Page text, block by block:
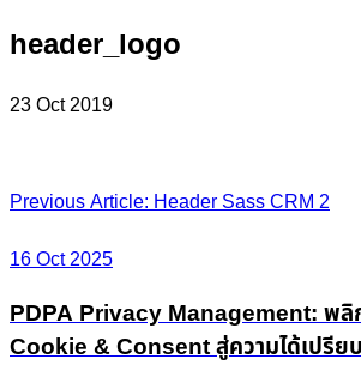
header_logo
23 Oct 2019
Post
navigation
Previous Article: Header Sass CRM 2
16 Oct 2025
PDPA Privacy Management: พลิ
Cookie & Consent สู่ความได้เปรีย